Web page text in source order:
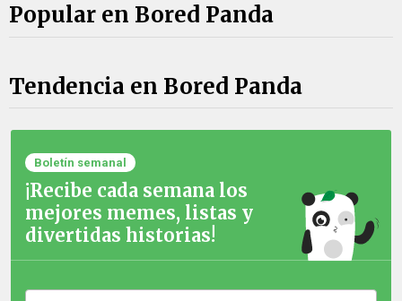
Popular en Bored Panda
Tendencia en Bored Panda
Boletín semanal
¡Recibe cada semana los
mejores memes, listas y
divertidas historias!